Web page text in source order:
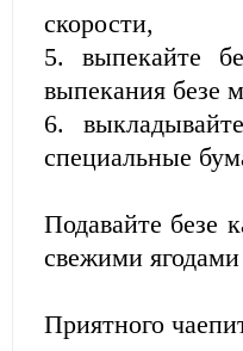
скорости,
5. выпекайте
выпекания безе
6.
специальные
Подавайте безе
свежими
Приятного